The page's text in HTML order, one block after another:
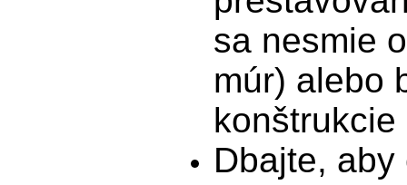
sa nesmie
múr) alebo
konštrukcie
Dbajte,